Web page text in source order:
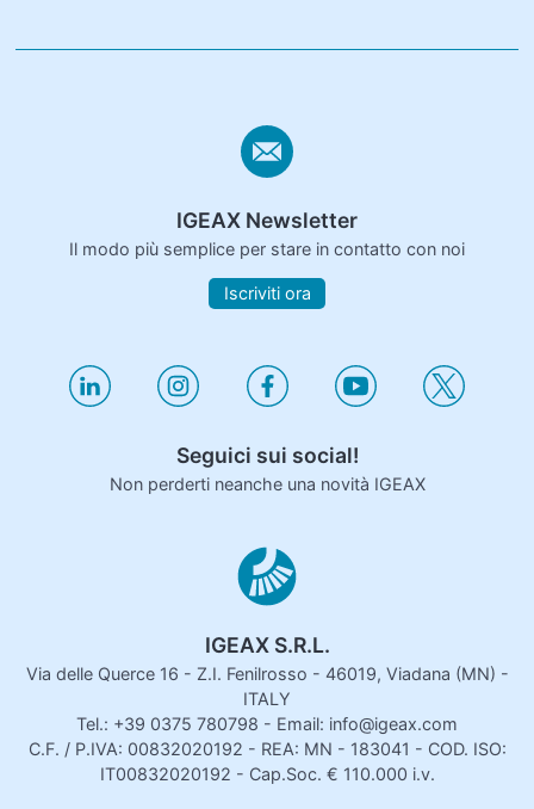
IGEAX Newsletter
Il modo più semplice per stare in contatto con noi
Iscriviti ora
Seguici sui social!
Non perderti neanche una novità IGEAX
IGEAX S.R.L.
Via delle Querce 16 - Z.I. Fenilrosso - 46019, Viadana (MN) -
ITALY
Tel.: +39 0375 780798 - Email: info@igeax.com
C.F. / P.IVA: 00832020192 - REA: MN - 183041 - COD. ISO:
IT00832020192 - Cap.Soc. € 110.000 i.v.